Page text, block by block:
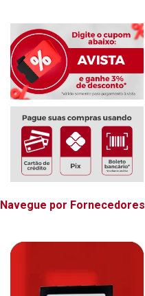
Navegue por Fornecedores